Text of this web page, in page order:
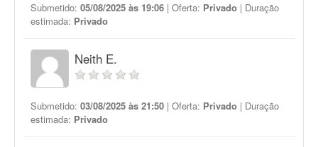
Submetido: 05/08/2025 às 19:06 | Oferta: Privado | Duração
estimada: Privado
Neith E.
Submetido: 03/08/2025 às 21:50 | Oferta: Privado | Duração
estimada: Privado